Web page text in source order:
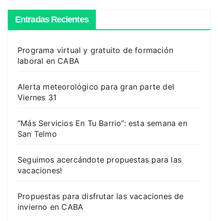
Entradas Recientes
Programa virtual y gratuito de formación
laboral en CABA
Alerta meteorológico para gran parte del
Viernes 31
“Más Servicios En Tu Barrio”: esta semana en
San Telmo
Seguimos acercándote propuestas para las
vacaciones!
Propuestas para disfrutar las vacaciones de
invierno en CABA